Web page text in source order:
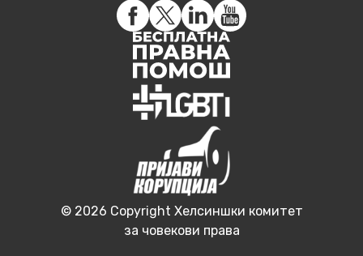
© 2026 Copyright Хелсиншки комитет
за човекови права